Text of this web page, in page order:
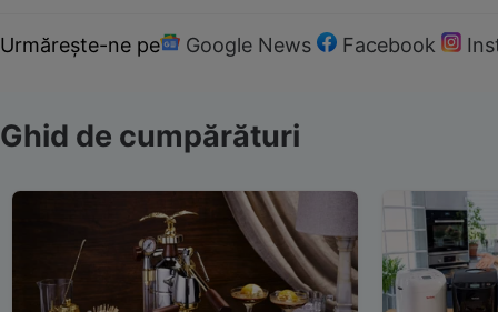
Urmărește-ne pe Google News Facebook
Ghid de cumpărături